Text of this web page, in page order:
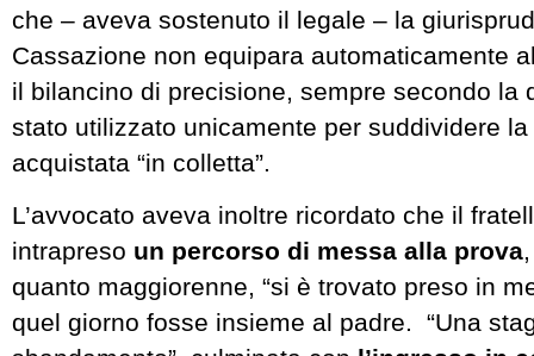
che – aveva sostenuto il legale – la
Cassazione non equipara automaticamente
il bilancino di precisione, sempre secondo la
stato utilizzato unicamente per suddividere
acquistata “in colletta”.
L’avvocato aveva inoltre ricordato che il
intrapreso un percorso di messa alla prova
quanto maggiorenne, “si è trovato preso in
quel giorno fosse insieme al padre. “Una